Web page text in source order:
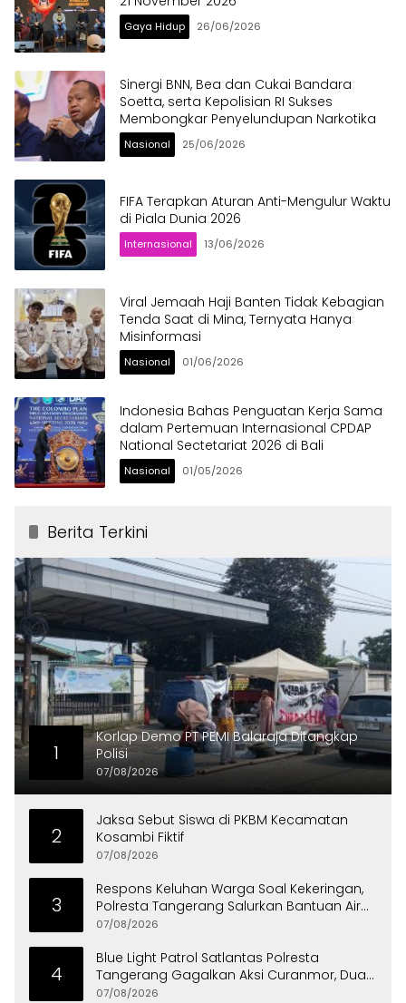
Gaya Hidup 26/06/2026
Sinergi BNN, Bea dan Cukai Bandara
Soetta, serta Kepolisian RI Sukses
Membongkar Penyelundupan Narkotika
Nasional 25/06/2026
FIFA Terapkan Aturan Anti-Mengulur Waktu
di Piala Dunia 2026
Internasional 13/06/2026
Viral Jemaah Haji Banten Tidak Kebagian
Tenda Saat di Mina, Ternyata Hanya
Misinformasi
Nasional 01/06/2026
Indonesia Bahas Penguatan Kerja Sama
dalam Pertemuan Internasional CPDAP
National Sectetariat 2026 di Bali
Nasional 01/05/2026
Berita Terkini
1
Korlap Demo PT PEMI Balaraja Ditangkap
Polisi
07/08/2026
2
Jaksa Sebut Siswa di PKBM Kecamatan
Kosambi Fiktif
07/08/2026
3
Respons Keluhan Warga Soal Kekeringan,
Polresta Tangerang Salurkan Bantuan Air
Bersih ke Panongan
07/08/2026
4
Blue Light Patrol Satlantas Polresta
Tangerang Gagalkan Aksi Curanmor, Dua
Pria Diamankan
07/08/2026